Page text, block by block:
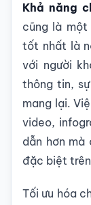
Khả năng
cũng là
tốt nhất là
với người
thông tin,
mang lại.
video,
dẫn hơn mà
đặc biệt
Tối ưu hóa